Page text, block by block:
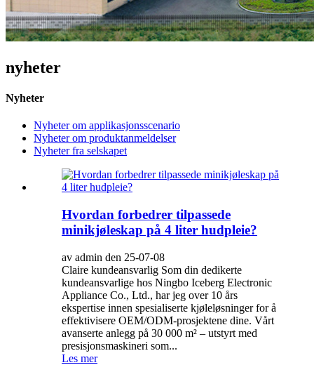
nyheter
Nyheter
Nyheter om applikasjonsscenario
Nyheter om produktanmeldelser
Nyheter fra selskapet
Hvordan forbedrer tilpassede
minikjøleskap på 4 liter hudpleie?
av admin den 25-07-08
Claire kundeansvarlig Som din dedikerte
kundeansvarlige hos Ningbo Iceberg Electronic
Appliance Co., Ltd., har jeg over 10 års
ekspertise innen spesialiserte kjøleløsninger for å
effektivisere OEM/ODM-prosjektene dine. Vårt
avanserte anlegg på 30 000 m² – utstyrt med
presisjonsmaskineri som...
Les mer